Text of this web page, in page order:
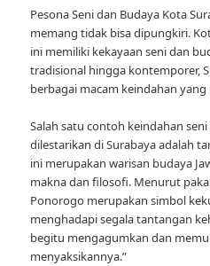
Pesona Seni dan Budaya Kota
memang tidak bisa dipungkiri.
ini memiliki kekayaan seni dan
tradisional hingga kontemporer,
berbagai macam keindahan
Salah satu contoh keindahan
dilestarikan di Surabaya adalah
ini merupakan warisan budaya
makna dan filosofi. Menurut
Ponorogo merupakan simbol
menghadapi segala tantangan
begitu mengagumkan dan
menyaksikannya.”